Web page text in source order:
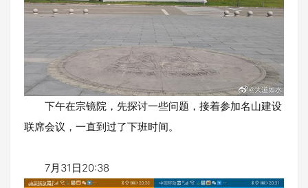
下午在宗镜院，先探讨一些问题，接着参加名山建设
联席会议，一直到过了下班时间。
7月31日20:38